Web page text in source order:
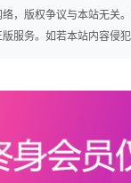
，版权争议与本站无关
服务。如若本站内容侵